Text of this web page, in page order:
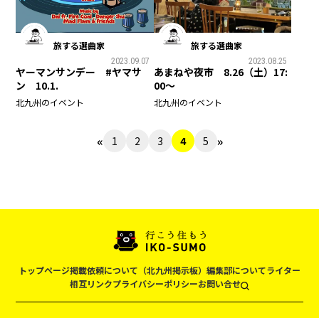
旅する選曲家
2023.09.07
ヤーマンサンデー #ヤマサ
ン 10.1.
北九州のイベント
旅する選曲家
2023.08.25
あまねや夜市 8.26（土）17:
00～
北九州のイベント
« 1 2 3 4 5 »
トップページ掲載依頼について（北九州掲示板） 編集部についてライター
相互リンクプライバシーポリシーお問い合せ